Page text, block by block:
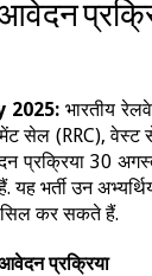
2025: भारतीय
सेल (RRC), वेस्ट
प्रक्रिया 30
भर्ती उन
कर सकते हैं.
प्रक्रिया